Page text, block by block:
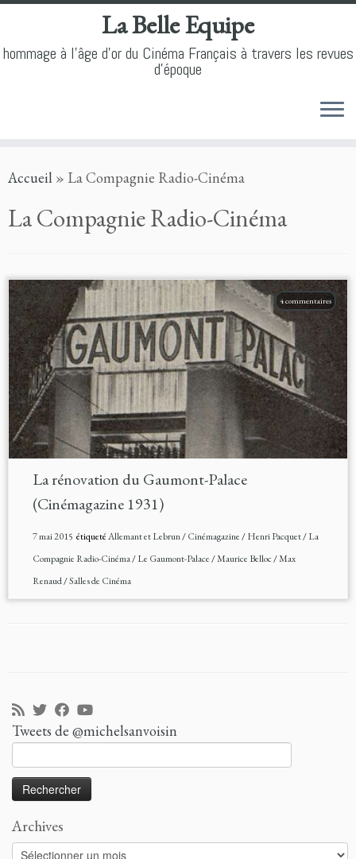
to
La Belle Equipe
hommage à l'âge d'or du Cinéma Français à travers les revues
d'époque
Accueil » La Compagnie Radio-Cinéma
La Compagnie Radio-Cinéma
4 commentaires
La rénovation du Gaumont-Palace
(Cinémagazine 1931)
7 mai 2015 étiquetéAllemant et Lebrun/Cinémagazine/Henri Pacquet/La
Compagnie Radio-Cinéma/Le Gaumont-Palace/Maurice Belloc/Max
Renaud/Salles de Cinéma
Tweets de @michelsanvoisin
Archives
Archives